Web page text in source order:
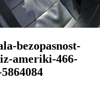
bezopasnost-
ameriki-466-